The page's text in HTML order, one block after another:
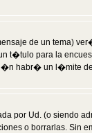
de un tema)
t�tulo para la
habr� un l�mite
por Ud. (o siendo
o borrarlas.